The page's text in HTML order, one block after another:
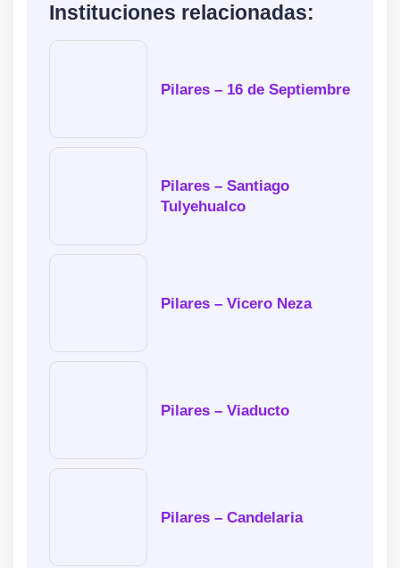
Instituciones relacionadas:
Pilares – 16 de Septiembre
Pilares – Santiago
Tulyehualco
Pilares – Vicero Neza
Pilares – Viaducto
Pilares – Candelaria